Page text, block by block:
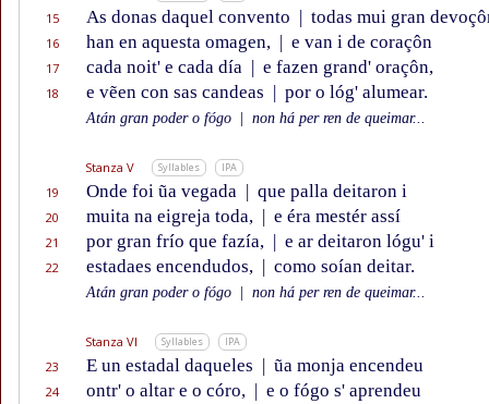
15 As donas daquel convento | todas mui gran
16 han en aquesta omagen, | e van i de coraçôn
17 cada noit' e cada día | e fazen grand' oraçôn,
18 e vẽen con sas candeas | por o lóg' alumear.
Atán gran poder o fógo non há per ren de queimar...
Stanza V Syllables IPA
19 Onde foi ũa vegada | que palla deitaron i
20 muita na eigreja toda, | e éra mestér assí
21 por gran frío que fazía, | e ar deitaron lógu' i
22 estadaes encendudos, | como soían deitar.
Atán gran poder o fógo non há per ren de queimar...
Stanza VI Syllables IPA
23 E un estadal daqueles | ũa monja encendeu
24 ontr' o altar e o córo, | e o fógo s' aprendeu